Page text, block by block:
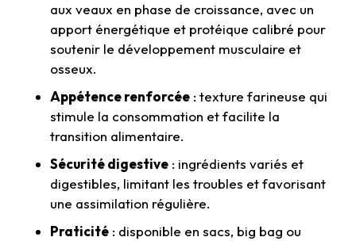
aux veaux en phase de croissance, avec un
apport énergétique et protéique calibré pour
soutenir le développement musculaire et
osseux.
Appétence renforcée : texture farineuse qui
stimule la consommation et facilite la
transition alimentaire.
Sécurité digestive : ingrédients variés et
digestibles, limitant les troubles et favorisant
une assimilation régulière.
Praticité : disponible en sacs, big bag ou